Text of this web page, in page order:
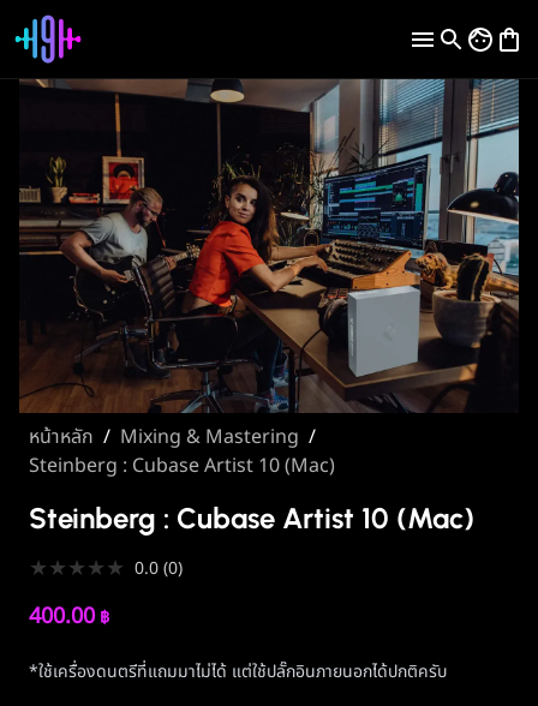
หน้าหลัก / Mixing & Mastering /
Steinberg : Cubase Artist 10 (Mac)
Steinberg : Cubase Artist 10 (Mac)
★★★★★ 0.0(0)
400.00 ฿
*ใช้เครื่องดนตรีที่แถมมาไม่ได้ แต่ใช้ปลั๊กอินภายนอกได้ปกติครับ